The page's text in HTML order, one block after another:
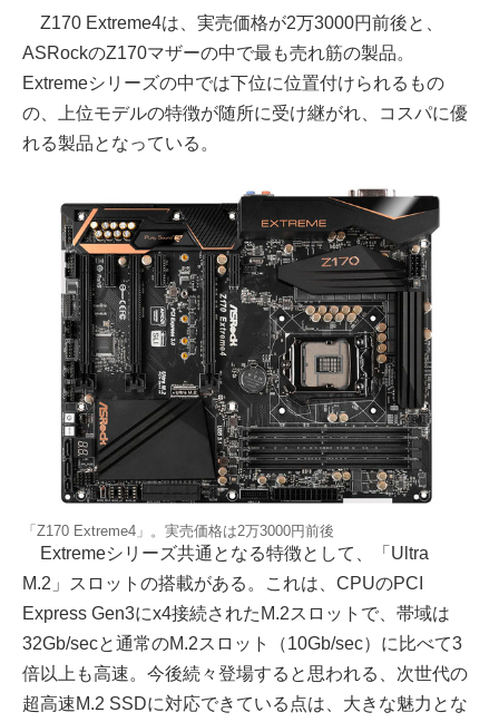
Z170 Extreme4は、実売価格が2万3000円前後と、
ASRockのZ170マザーの中で最も売れ筋の製品。
Extremeシリーズの中では下位に位置付けられるもの
の、上位モデルの特徴が随所に受け継がれ、コスパに優
れる製品となっている。
「Z170 Extreme4」。実売価格は2万3000円前後
Extremeシリーズ共通となる特徴として、「Ultra
M.2」スロットの搭載がある。これは、CPUのPCI
Express Gen3にx4接続されたM.2スロットで、帯域は
32Gb/secと通常のM.2スロット（10Gb/sec）に比べて3
倍以上も高速。今後続々登場すると思われる、次世代の
超高速M.2 SSDに対応できている点は、大きな魅力とな